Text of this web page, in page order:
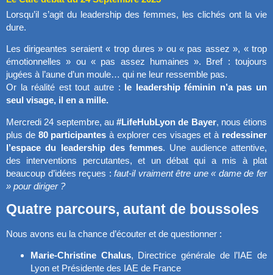
Lorsqu’il s’agit du leadership des femmes, les clichés ont la vie
dure.
Les dirigeantes seraient « trop dures » ou « pas assez », « trop
émotionnelles » ou « pas assez humaines ». Bref : toujours
jugées à l’aune d’un moule… qui ne leur ressemble pas.
Or la réalité est tout autre : le leadership féminin n’a pas un
seul visage, il en a mille.
Mercredi 24 septembre, au #LifeHubLyon de Bayer, nous étions
plus de 80 participantes à explorer ces visages et à redessiner
l’espace du leadership des femmes. Une audience attentive,
des interventions percutantes, et un débat qui a mis à plat
beaucoup d’idées reçues :faut-il vraiment être une « dame de fer
» pour diriger ?
Quatre parcours, autant de boussoles
Nous avons eu la chance d’écouter et de questionner :
Marie-Christine Chalus, Directrice générale de l’IAE de
Lyon et Présidente des IAE de France